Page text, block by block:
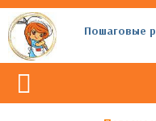
Пошаговые